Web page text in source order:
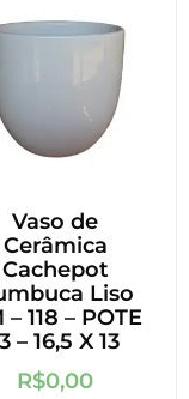
Vaso de
Cerâmica
Cachepot
Liso
– 118 – POTE
– 16,5 X 13
R$0,00